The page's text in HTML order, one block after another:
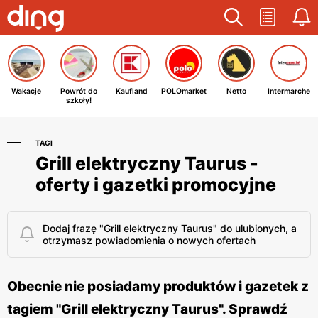
Wakacje
Powrót do
szkoły!
Kaufland POLOmarket Netto Intermarche
TAGI
Grill elektryczny Taurus -
oferty i gazetki promocyjne
Dodaj frazę "Grill elektryczny Taurus" do ulubionych, a
otrzymasz powiadomienia o nowych ofertach
Obecnie nie posiadamy produktów i gazetek z
tagiem "Grill elektryczny Taurus". Sprawdź